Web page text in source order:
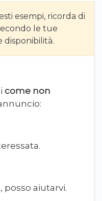
esempi, ricorda di
le tue
disponibilità.
come non
posso aiutarvi.